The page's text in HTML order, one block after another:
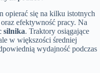
opierać się na kilku istotnych
efektywność pracy. Na
silnika. Traktory osiągające
w większości średniej
wydajność podczas